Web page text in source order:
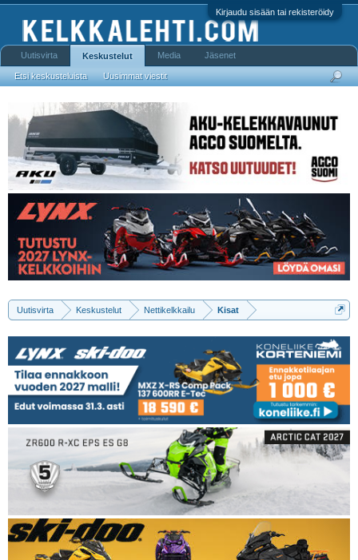
Kirjaudu sisään tai rekisteröidy
Uutisvirta Keskustelut Nettikelkkailu Kisat
Uutisvirta Keskustelut
Etsi keskusteluista Uusimmat viestit
Media Jäsenet